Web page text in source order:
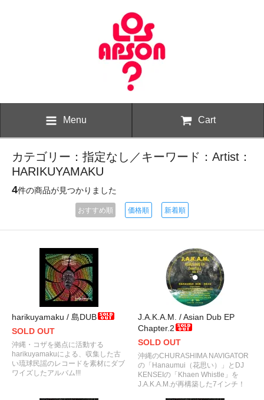
Menu Cart
カテゴリー：指定なし／キーワード：Artist：
HARIKUYAMAKU
4件の商品が見つかりました
おすすめ順 価格順 新着順
harikuyamaku / 島DUB
SOLD OUT
沖縄・コザを拠点に活動する
harikuyamakuによる、収集した古
い琉球民謡のレコードを素材にダブ
ワイズしたアルバム!!!
J.A.K.A.M. / Asian Dub EP
Chapter.2
SOLD OUT
沖縄のCHURASHIMA NAVIGATOR
の「Hanaumui（花思い）」とDJ
KENSEIの「Khaen Whistle」を
J.A.K.A.M.が再構築した7インチ！